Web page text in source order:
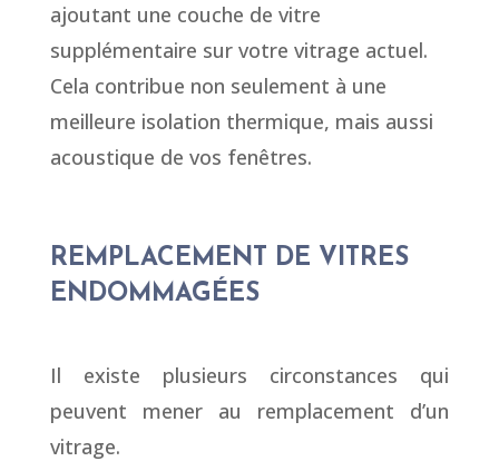
ajoutant une couche de vitre
supplémentaire sur votre vitrage actuel.
Cela contribue non seulement à une
meilleure isolation thermique, mais aussi
acoustique de vos fenêtres.
REMPLACEMENT DE VITRES
ENDOMMAGÉES
Il existe plusieurs circonstances qui
peuvent mener au remplacement d’un
vitrage.